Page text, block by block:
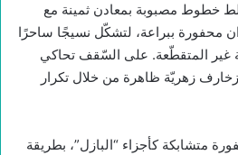
خطوط مصبوبة بمعادن ثمينة مع
محفورة ببراعة، لتشكّل نسيجًا ساحرًا
غير المتقطّعة. على السّقف تحاكي
زهريّة ظاهرة من خلال تكرار
متشابكة كأجزاء “البازل”، بطريقة